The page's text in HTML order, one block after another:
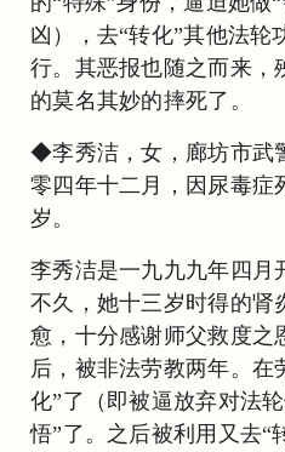
凶），去“转化”其他法轮
行。其恶报也随之而来，
的莫名其妙的摔死了。
◆李秀洁，女，廊坊市武
零四年十二月，因尿毒症
岁。
李秀洁是一九九九年四月
不久，她十三岁时得的肾
愈，十分感谢师父救度之
后，被非法劳教两年。在
化”了（即被逼放弃对法
悟”了。之后被利用又去“